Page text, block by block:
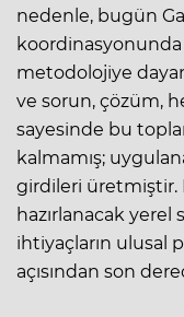
nedenle, bugün
metodolojiye
ve sorun, çözüm,
sayesinde bu
kalmamış;
girdileri üretmiştir.
hazırlanacak yerel
ihtiyaçların ulusal
açısından son